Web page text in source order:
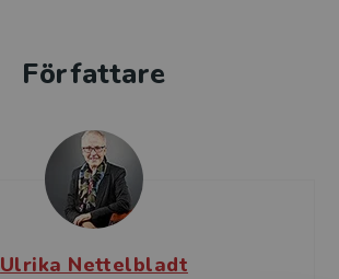
Författare
Ulrika Nettelbladt